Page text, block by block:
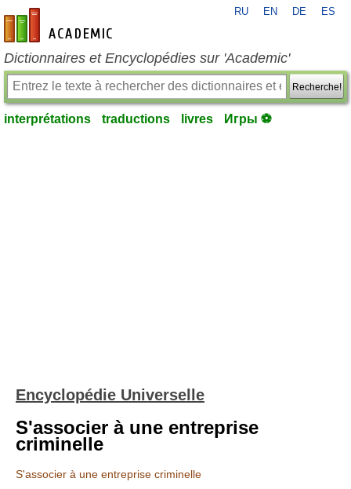
fr-academic.com
RU EN DE ES
Dictionnaires et Encyclopédies sur 'Academic'
Recherche!
interprétations traductions livres Игры ⚽
Encyclopédie Universelle
S'associer à une entreprise
criminelle
S'associer à une entreprise criminelle